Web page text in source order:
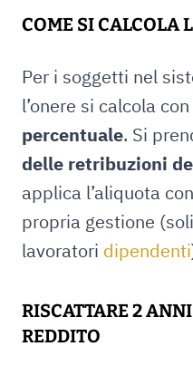
COME SI CALCOLA
Per i soggetti nel
l’onere si calcola
percentuale. Si
delle retribuzioni
applica l’aliquota
propria gestione
lavoratori dipendenti
RISCATTARE 2
REDDITO